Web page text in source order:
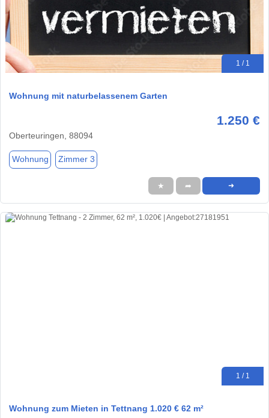
1 / 1
Wohnung mit naturbelassenem Garten
1.250 €
Oberteuringen, 88094
Wohnung Zimmer 3
★ ➦ ➜
1 / 1
Wohnung zum Mieten in Tettnang 1.020 € 62 m²